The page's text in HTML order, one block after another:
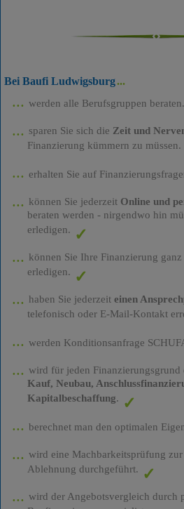
Bei Baufi Ludwigsburg
werden alle Berufsgruppen beraten.
sparen Sie sich die Zeit und
Finanzierung kümmern zu müssen.
erhalten Sie auf
können Sie jederzeit Online und
beraten werden - nirgendwo hin
erledigen.
können Sie Ihre Finanzierung
erledigen.
haben Sie jederzeit einen
telefonisch oder E-Mail-Kontakt
werden Konditionsanfrage
wird für jeden
Kauf, Neubau,
Kapitalbeschaffung.
berechnet man den optimalen
wird eine Machbarkeitsprüfung
Ablehnung durchgeführt.
wird der Angebotsvergleich durch